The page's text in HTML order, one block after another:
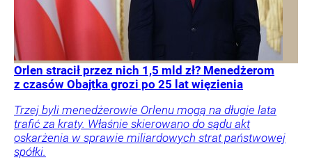
Orlen stracił przez nich 1,5 mld zł? Menedżerom
z czasów Obajtka grozi po 25 lat więzienia
Trzej byli menedżerowie Orlenu mogą na długie lata
trafić za kraty. Właśnie skierowano do sądu akt
oskarżenia w sprawie miliardowych strat państwowej
spółki.